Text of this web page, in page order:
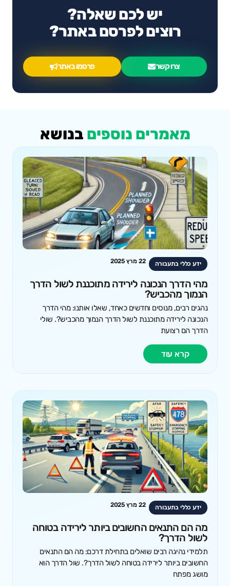
יש לכם שאלה?
רוצים לפרסם באתר?
צרו קשר פרסמו באתר
מאמרים נוספים בנושא
ידע כללי בתעבורה 22 מרץ 2025
מהי הדרך הנכונה לירידה מתוכננת לשול הדרך
הנמוך מהכביש?
נהגים רבים, מנוסים וחדשים כאחד, שאלו אותנו: מהי הדרך
הנכונה לירידה מתוכננת לשול הדרך הנמוך מהכביש?. שולי
הדרך הם רצועת
קרא עוד
ידע כללי בתעבורה 22 מרץ 2025
מה הם התנאים החשובים ביותר לירידה בטוחה
לשול הדרך?
תלמידי נהיגה רבים שואלים בתחילת דרכם: מה הם התנאים
החשובים ביותר לירידה בטוחה לשול הדרך?. שול הדרך הוא
מושג מפתח